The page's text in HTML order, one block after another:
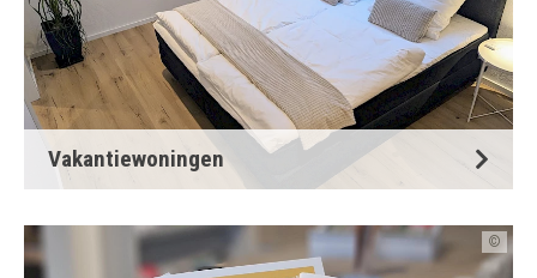
Vakantiewoningen
©